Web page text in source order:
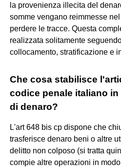
la provenienza illecita del
somme vengano reimmesse
perdere le tracce. Questa
realizzata solitamente
collocamento, stratificazione e
Che cosa stabilisce
codice penale italiano
di denaro?
L'art 648 bis cp dispone che
trasferisce denaro beni o altre
delitto non colposo (si tratta
compie altre operazioni in